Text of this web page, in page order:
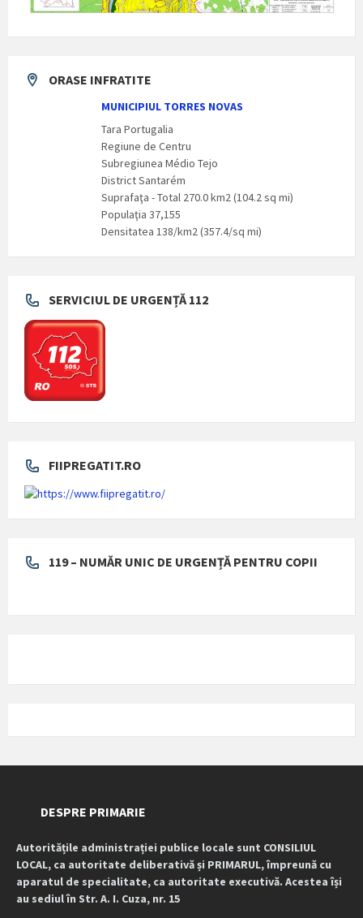
ORASE INFRATITE
MUNICIPIUL TORRES NOVAS
Tara Portugalia
Regiune de Centru
Subregiunea Médio Tejo
District Santarém
Suprafaţa - Total 270.0 km2 (104.2 sq mi)
Populaţia 37,155
Densitatea 138/km2 (357.4/sq mi)
SERVICIUL DE URGENȚĂ 112
FIIPREGATIT.RO
119 – NUMĂR UNIC DE URGENȚĂ PENTRU COPII
DESPRE PRIMARIE
Autoritățile administrației publice locale sunt CONSILIUL
LOCAL, ca autoritate deliberativă și PRIMARUL, împreună cu
aparatul de specialitate, ca autoritate executivă. Acestea își
au sediul în Str. A. I. Cuza, nr. 15